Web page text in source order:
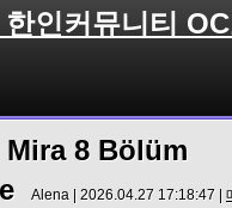
인커뮤니티
Mira 8 Bölüm
Alena | 2026.04.27 17:18:47 |